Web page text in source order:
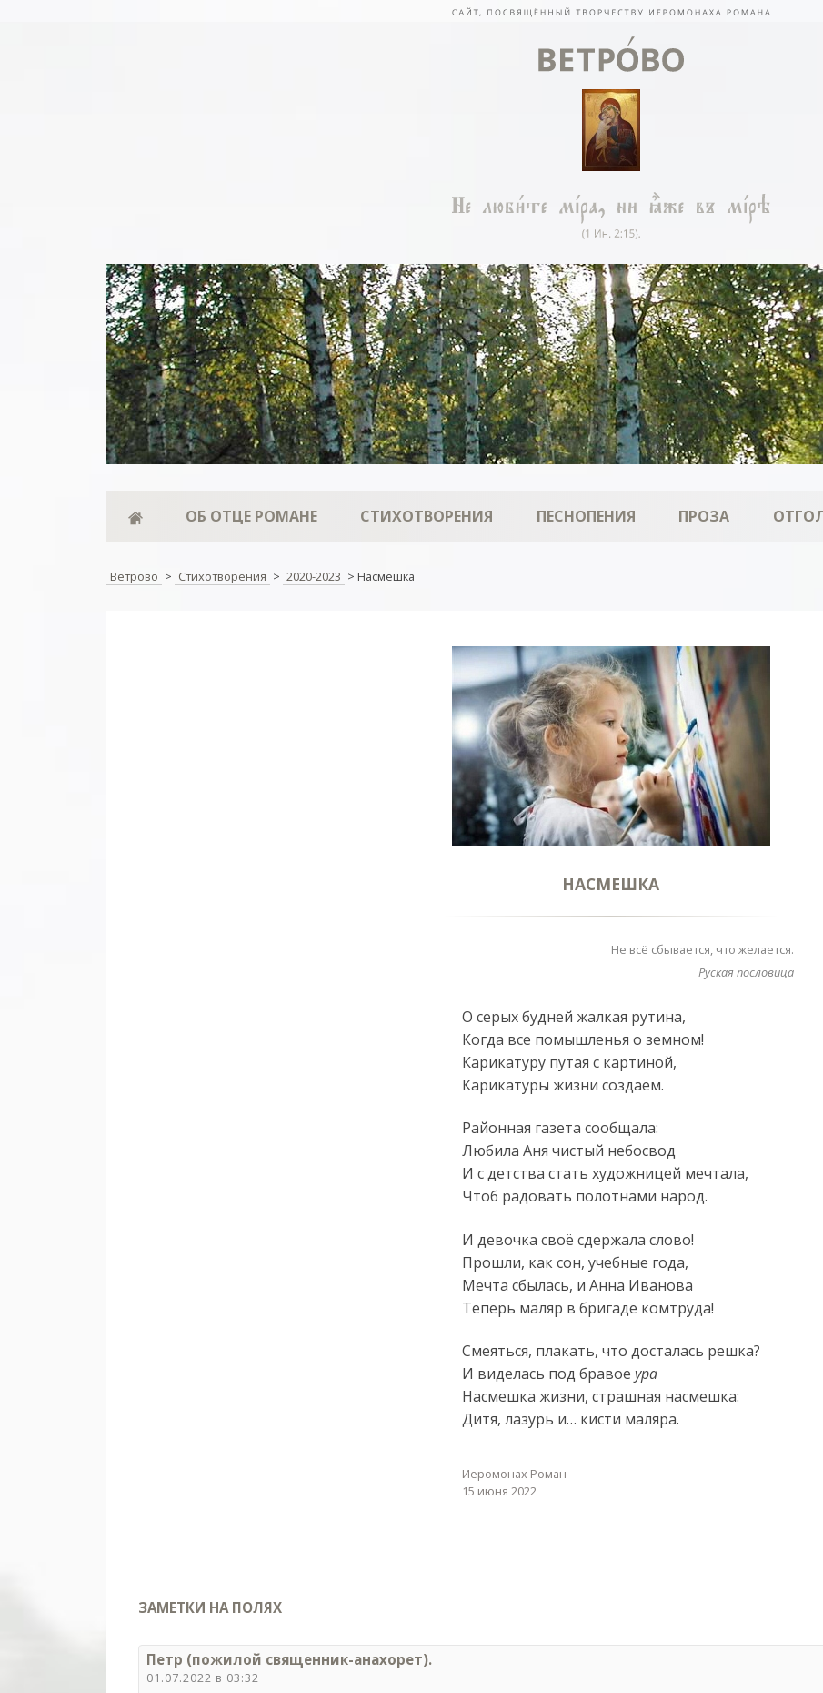
ОБ ОТЦЕ РОМАНЕ СТИХОТВОРЕНИЯ ПЕСНОПЕНИЯ ПРОЗА
Ветрово > Стихотворения > 2020-2023 > Насмешка
НАСМЕШКА
Не всё сбывается, что желается.
Руская пословица
О серых будней жалкая рутина,
Когда все помышленья о земном!
Карикатуру путая с картиной,
Карикатуры жизни создаём.
Районная газета сообщала:
Любила Аня чистый небосвод
И с детства стать художницей мечтала,
Чтоб радовать полотнами народ.
И девочка своё сдержала слово!
Прошли, как сон, учебные года,
Мечта сбылась, и Анна Иванова
Теперь маляр в бригаде комтруда!
Смеяться, плакать, что досталась решка?
И виделась под бравое ура
Насмешка жизни, страшная насмешка:
Дитя, лазурь и… кисти маляра.
Иеромонах Роман
15 июня 2022
ЗАМЕТКИ НА ПОЛЯХ
Петр (пожилой священник-анахорет).
01.07.2022 в 03:32